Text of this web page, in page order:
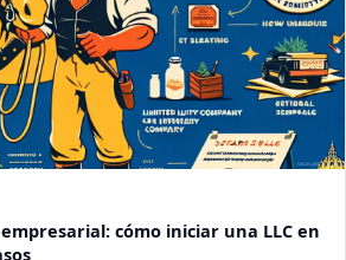
cómo iniciar una LLC en